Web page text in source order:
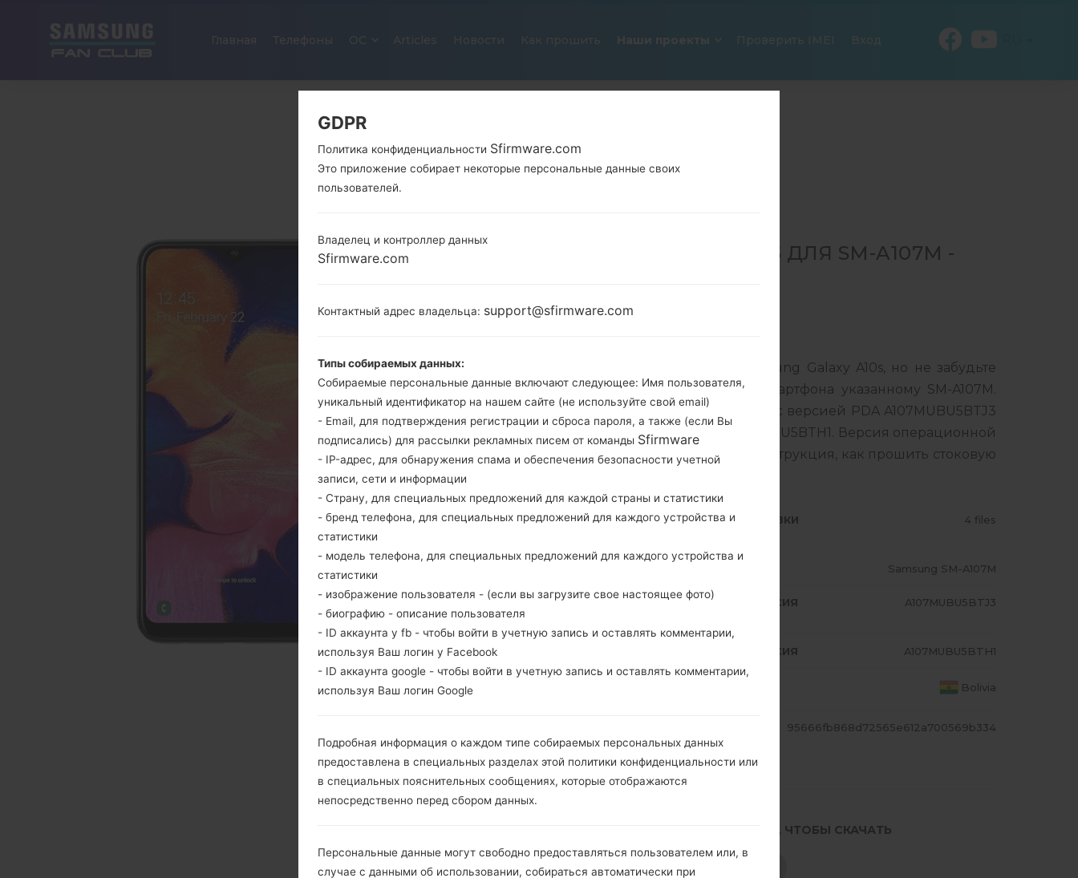
Новости Как прошить Наши проекты Проверить IMEI Вход
ОФИЦИАЛЬНАЯ ПРОШИВКА #189535 ДЛЯ SM-A107M -
Главная →Galaxy A10s →SamsungSM-A107M
Загрузите последнее обновление прошивки для Samsung Galaxy A10s, но не забудьте
проверить, соответствует ли номер модели вашего смартфона указанному SM-A107M.
Код прошивки BVO для BOLIVIA. Продукт поставляется с версией PDA A107MUBU5BTJ3
и версия CSC A107MOWO5BTJ2, MODEM версия A107MUBU5BTH1. Версия операционной
системы данной прошивки Android Q 10. Подробная инструкция, как прошить стоковую
прошивку на устройства Samsung
НАЗВАНИЕ ФАЙЛА
SM-A107M_1_20201016235804_
ТИП ПРОШИВКИ 4 files
Samsung SM-A107M
ОПЕРАЦИОННАЯ
СИСТЕМА
Android Q 10 PDA/AP ВЕРСИЯ A107MUBU5BTJ3
PDA/AP ВЕРСИЯ PDA/AP ВЕРСИЯ A107MUBU5BTH1
Bolivia
ovil, Viva, entel movil, Tigo, virgi
n mobile, GTEL Netline, VTR, N
95666fb868d72565e612a700569b334
2.НАЖМИТЕ, ЧТОБЫ СКАЧАТЬ
GDPR
Политика конфиденциальности Sfirmware.com
Это приложение собирает некоторые персональные данные своих
пользователей.
Владелец и контроллер данных
Sfirmware.com
Контактный адрес владельца: support@sfirmware.com
Типы собираемых данных:
Собираемые персональные данные включают следующее: Имя пользователя,
уникальный идентификатор на нашем сайте (не используйте свой email)
- Email, для подтверждения регистрации и сброса пароля, а также (если Вы
подписались) для рассылки рекламных писем от команды Sfirmware
- IP-адрес, для обнаружения спама и обеспечения безопасности учетной
записи, сети и информации
- Страну, для специальных предложений для каждой страны и статистики
- бренд телефона, для специальных предложений для каждого устройства и
статистики
- модель телефона, для специальных предложений для каждого устройства и
статистики
- изображение пользователя - (если вы загрузите свое настоящее фото)
- биографию - описание пользователя
- ID аккаунта у fb - чтобы войти в учетную запись и оставлять комментарии,
используя Ваш логин у Facebook
- ID аккаунта google - чтобы войти в учетную запись и оставлять комментарии,
используя Ваш логин Google
Подробная информация о каждом типе собираемых персональных данных
предоставлена в специальных разделах этой политики конфиденциальности или
в специальных пояснительных сообщениях, которые отображаются
непосредственно перед сбором данных.
Персональные данные могут свободно предоставляться пользователем или, в
случае с данными об использовании, собираться автоматически при